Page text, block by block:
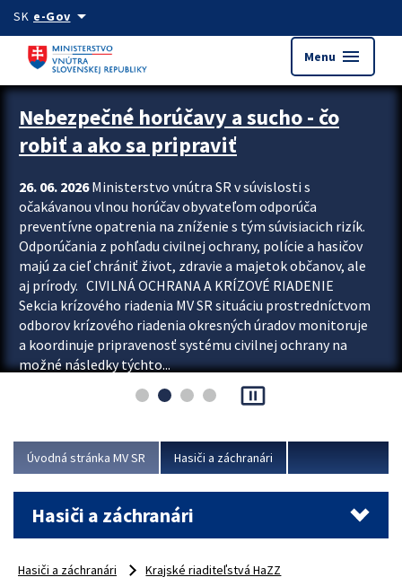
Preskocit na hlavný obsah
SK e-Govarrow_drop_down
Menu menu
Zastavit automatický posun upútavok
Nebezpečné horúčavy a sucho - čo
robiť a ako sa pripraviť
26. 06. 2026Ministerstvo vnútra SR v súvislosti s
očakávanou vlnou horúčav obyvateľom odporúča
preventívne opatrenia na zníženie s tým súvisiacich rizík.
Odporúčania z pohľadu civilnej ochrany, polície a hasičov
majú za cieľ chrániť život, zdravie a majetok občanov, ale
aj prírody. CIVILNÁ OCHRANA A KRÍZOVÉ RIADENIE
Sekcia krízového riadenia MV SR situáciu prostredníctvom
odborov krízového riadenia okresných úradov monitoruje
a koordinuje pripravenosť systému civilnej ochrany na
možné následky týchto...
pause_presentation
Úvodná stránka MV SR Hasiči a záchranári
Hasiči a záchranári
Hasiči a záchranári
Krajské riaditeľstvá HaZZ